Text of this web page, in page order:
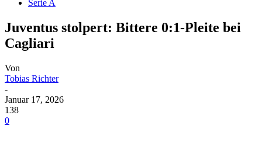
Serie A
Juventus stolpert: Bittere 0:1-Pleite bei
Cagliari
Von
Tobias Richter
-
Januar 17, 2026
138
0